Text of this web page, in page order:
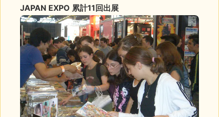
JAPAN EXPO 累計11回出展